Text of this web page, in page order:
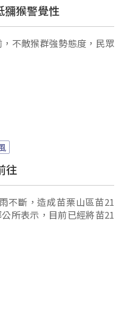
獼猴警覺性
不敵猴群強勢態度，民眾
往
不斷，造成苗栗山區苗21
所表示，目前已經將苗21